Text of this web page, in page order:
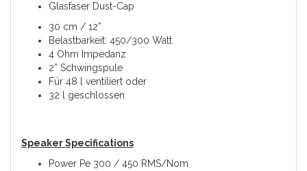
Glasfaser Dust-Cap
30 cm / 12”
Belastbarkeit: 450/300 Watt
4 Ohm Impedanz
2” Schwingspule
Für 48 l ventiliert oder
32 l geschlossen
Speaker Specifications
Power Pe 300 / 450 RMS/Nom